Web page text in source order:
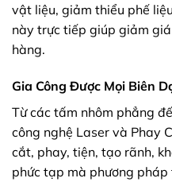
vật liệu, giảm thiểu phế
này trực tiếp giúp giảm
hàng.
Gia Công Được Mọi Biên
Từ các tấm nhôm phẳng
công nghệ Laser và Phay
cắt, phay, tiện, tạo rãnh,
phức tạp mà phương